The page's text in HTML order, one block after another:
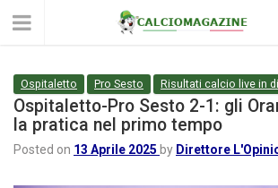
Ospitaletto Pro Sesto Risultati calcio live in
Ospitaletto-Pro Sesto 2-1: gli
la pratica nel primo tempo
Posted on 13 Aprile 2025 by Direttore